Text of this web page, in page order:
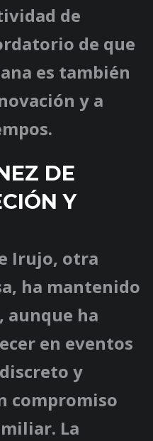
de
de que
es también
y a
DE
Y
Irujo, otra
ha mantenido
aunque ha
en eventos
y
compromiso
La